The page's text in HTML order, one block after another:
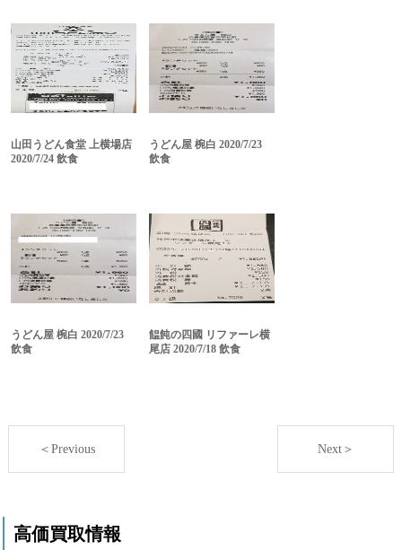
山田うどん食堂 上横場店
2020/7/24 飲食
うどん屋 椀白 2020/7/23
飲食
うどん屋 椀白 2020/7/23
飲食
饂飩の四國 リファーレ横
尾店 2020/7/18 飲食
＜Previous Next＞
高価買取情報